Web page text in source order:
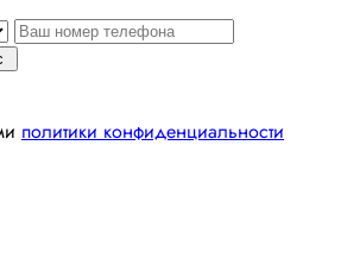
политики конфиденциальности